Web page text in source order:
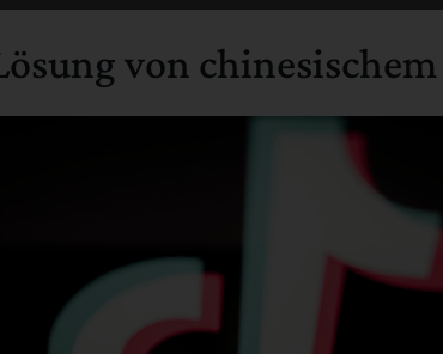
von chinesischem